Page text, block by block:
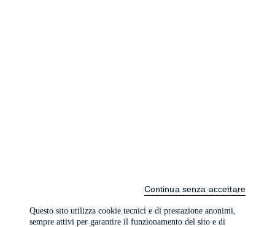
Questo sito utilizza cookie tecnici e di prestazione anonimi,
sempre attivi per garantire il funzionamento del sito e di
Continua senza accettare